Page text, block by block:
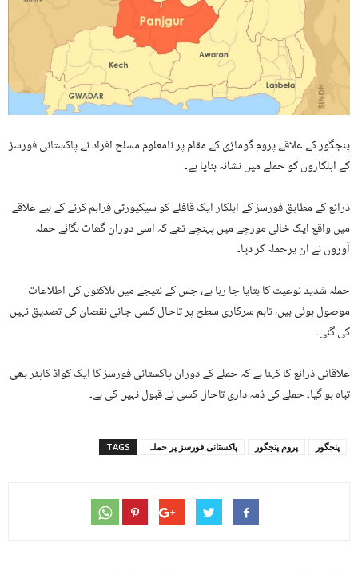
پنجگور کے علاقے پروم گومازی کے مقام پر نامعلوم مسلح افراد نے پاکستانی فورسز
کے اہلکاروں کو حملے میں نشانہ بنایا ہے۔
ذرائع کے مطابق فورسز کے اہلکار ایک قافلے کو سیکیورٹی فراہم کرنے کے لیے علاقے
میں واقع ایک خالی مورچے میں پہنچے تھے کہ اسی دوران گھات لگائے حملہ
آوروں نے ان پرحملہ کر دیا۔
حملہ شدید نوعیت کا بتایا جا رہا ہے، جس کے نتیجے میں ہلاکتوں کی اطلاعات
موصول ہوئی ہیں، تاہم سرکاری سطح پر تاحال کسی جانی نقصان کی تصدیق نہیں
کی گئی۔
علاقائی ذرائع کا کہنا ہے کہ حملے کے دوران پاکستانی فورسز کا ایک کواڈ کاپٹر بھی
تباہ ہو گیا۔ حملے کی ذمہ داری تاحال کسی نے قبول نہیں کی ہے۔
TAGS پاکستانی فورسز پر حملہ پروم پنجگور پنجگور